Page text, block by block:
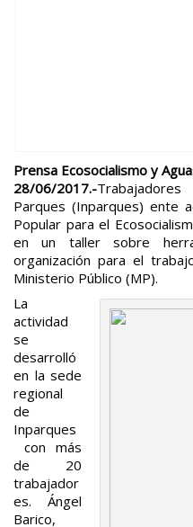
Prensa Ecosocialismo y
28/06/2017.-
Parques (Inparques) ente
Popular para el
en un taller sobre
organización para el
Ministerio Público (MP).
La
actividad
se
desarrolló
en la sede
regional
de
Inparques
con más
de 20
trabajador
es. Ángel
Barico,